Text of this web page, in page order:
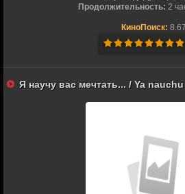
Продолжительность: 2
КиноПоиск: 8.67
Я научу вас мечтать... / Ya